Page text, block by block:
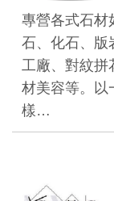
專營各式石材
石、化石、版
工廠、對紋拼
材美容等。以
樣…